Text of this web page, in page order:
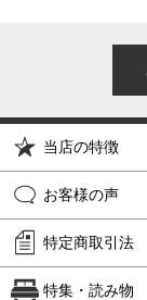
当店の特徴
お客様の声
特定商取引法
特集・読み物